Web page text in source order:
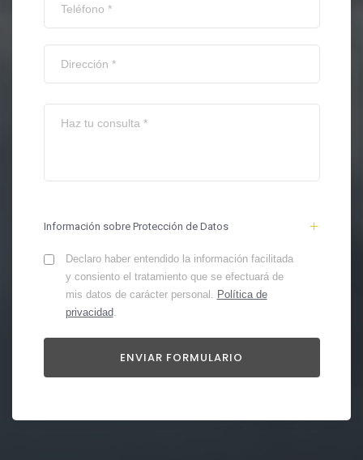
Información sobre Protección de Datos
Declaro haber entendido la información facilitada
y consiento el tratamiento que se efectuará de
mis datos de carácter personal. Política de
privacidad.